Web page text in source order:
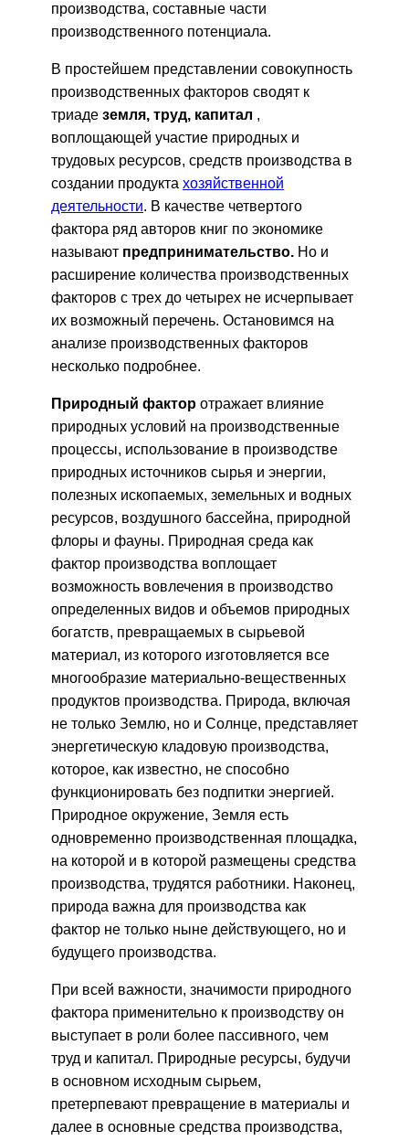
производства, составные части
производственного потенциала.
В простейшем представлении совокупность
производственных факторов сводят к
триаде земля, труд, капитал ,
воплощающей участие природных и
трудовых ресурсов, средств производства в
создании продукта хозяйственной
деятельности. В качестве четвертого
фактора ряд авторов книг по экономике
называют предпринимательство. Но и
расширение количества производственных
факторов с трех до четырех не исчерпывает
их возможный перечень. Остановимся на
анализе производственных факторов
несколько подробнее.
Природный фактор отражает влияние
природных условий на производственные
процессы, использование в производстве
природных источников сырья и энергии,
полезных ископаемых, земельных и водных
ресурсов, воздушного бассейна, природной
флоры и фауны. Природная среда как
фактор производства воплощает
возможность вовлечения в производство
определенных видов и объемов природных
богатств, превращаемых в сырьевой
материал, из которого изготовляется все
многообразие материально-вещественных
продуктов производства. Природа, включая
не только Землю, но и Солнце, представляет
энергетическую кладовую производства,
которое, как известно, не способно
функционировать без подпитки энергией.
Природное окружение, Земля есть
одновременно производственная площадка,
на которой и в которой размещены средства
производства, трудятся работники. Наконец,
природа важна для производства как
фактор не только ныне действующего, но и
будущего производства.
При всей важности, значимости природного
фактора применительно к производству он
выступает в роли более пассивного, чем
труд и капитал. Природные ресурсы, будучи
в основном исходным сырьем,
претерпевают превращение в материалы и
далее в основные средства производства,